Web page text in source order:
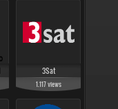
3Sat
1.117views